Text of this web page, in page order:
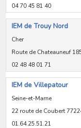
04 70 45 81 40
IEM de Trouy Nord
Cher
Route de Chateauneuf
02 48 48 01 71
IEM de Villepatour
Seine-et-Marne
22 route de Coubert
01.64.25.51.21